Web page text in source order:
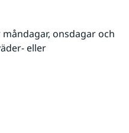
onsdagar och
eller